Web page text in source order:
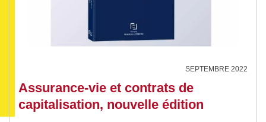
SEPTEMBRE 2022
Assurance-vie et contrats de
capitalisation, nouvelle édition